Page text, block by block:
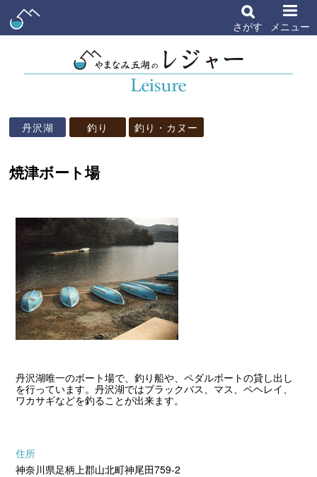
さがす メニュー
丹沢湖 釣り 釣り・カヌー
焼津ボート場
丹沢湖唯一のボート場で、釣り船や、ペダルボートの貸し出し
を行っています。丹沢湖ではブラックバス、マス、ペヘレイ、
ワカサギなどを釣ることが出来ます。
住所
神奈川県足柄上郡山北町神尾田759-2